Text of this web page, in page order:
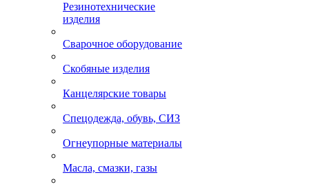
Резинотехнические
изделия
Сварочное оборудование
Скобяные изделия
Канцелярские товары
Спецодежда, обувь, СИЗ
Огнеупорные материалы
Масла, смазки, газы